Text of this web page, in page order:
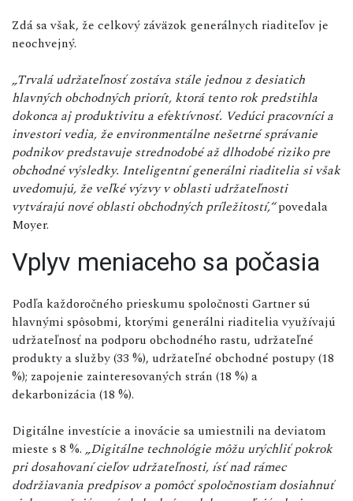
Zdá sa však, že celkový záväzok generálnych riaditeľov je
neochvejný.
„Trvalá udržateľnosť zostáva stále jednou z desiatich
hlavných obchodných priorít, ktorá tento rok predstihla
dokonca aj produktivitu a efektívnosť. Vedúci pracovníci a
investori vedia, že environmentálne nešetrné správanie
podnikov predstavuje strednodobé až dlhodobé riziko pre
obchodné výsledky. Inteligentní generálni riaditelia si však
uvedomujú, že veľké výzvy v oblasti udržateľnosti
vytvárajú nové oblasti obchodných príležitostí,“povedala
Moyer.
Vplyv meniaceho sa počasia
Podľa každoročného prieskumu spoločnosti Gartner sú
hlavnými spôsobmi, ktorými generálni riaditelia využívajú
udržateľnosť na podporu obchodného rastu, udržateľné
produkty a služby (33 %), udržateľné obchodné postupy (18
%); zapojenie zainteresovaných strán (18 %) a
dekarbonizácia (18 %).
Digitálne investície a inovácie sa umiestnili na deviatom
mieste s 8 %. „Digitálne technológie môžu urýchliť pokrok
pri dosahovaní cieľov udržateľnosti, ísť nad rámec
dodržiavania predpisov a pomôcť spoločnostiam dosiahnuť